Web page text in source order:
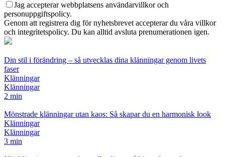
Jag accepterar webbplatsens användarvillkor och
personuppgiftspolicy.
Genom att registrera dig för nyhetsbrevet accepterar du våra villkor
och integritetspolicy. Du kan alltid avsluta prenumerationen igen.
Din stil i förändring – så utvecklas dina klänningar genom livets
faser
Klänningar
Klänningar
2 min
Mönstrade klänningar utan kaos: Så skapar du en harmonisk look
Klänningar
Klänningar
3 min